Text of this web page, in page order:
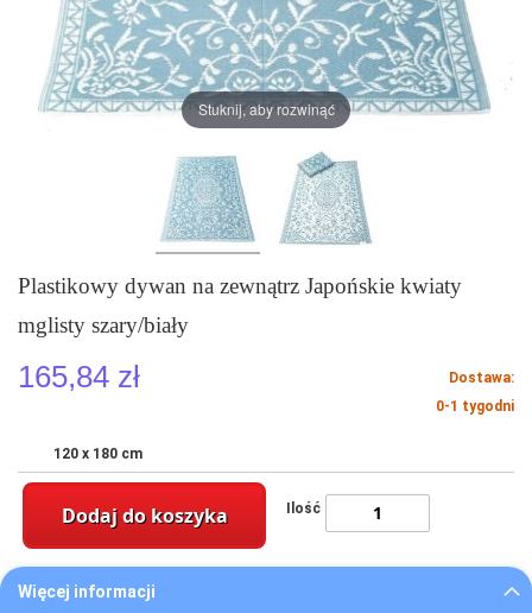
Plastikowy dywan na zewnątrz Japońskie kwiaty
mglisty szary/biały
165,84 zł
Dostawa:
0-1 tygodni
120 x 180 cm
Ilość
Dodaj do koszyka
Stuknij, aby rozwinąć
Więcej informacji